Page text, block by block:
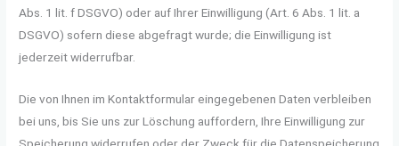
Abs. 1 lit. f DSGVO) oder auf Ihrer Einwilligung (Art. 6 Abs. 1 lit. a
DSGVO) sofern diese abgefragt wurde; die Einwilligung ist
jederzeit widerrufbar.
Die von Ihnen im Kontaktformular eingegebenen Daten verbleiben
bei uns, bis Sie uns zur Löschung auffordern, Ihre Einwilligung zur
Speicherung widerrufen oder der Zweck für die Datenspeicherung